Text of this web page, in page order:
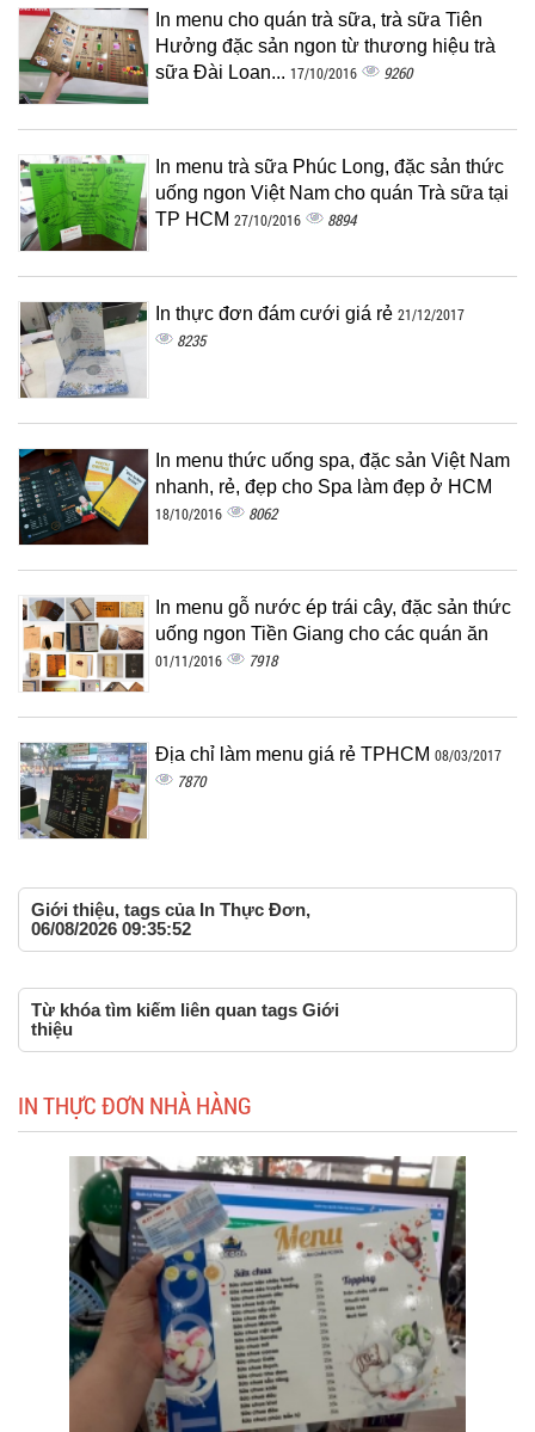
In menu cho quán trà sữa, trà sữa Tiên
Hưởng đặc sản ngon từ thương hiệu trà
sữa Đài Loan... 17/10/2016 9260
In menu trà sữa Phúc Long, đặc sản thức
uống ngon Việt Nam cho quán Trà sữa tại
TP HCM 27/10/2016 8894
In thực đơn đám cưới giá rẻ 21/12/2017
8235
In menu thức uống spa, đặc sản Việt Nam
nhanh, rẻ, đẹp cho Spa làm đẹp ở HCM
18/10/2016 8062
In menu gỗ nước ép trái cây, đặc sản thức
uống ngon Tiền Giang cho các quán ăn
01/11/2016 7918
Địa chỉ làm menu giá rẻ TPHCM 08/03/2017
7870
Giới thiệu, tags của In Thực Đơn,
06/08/2026 09:35:52
Từ khóa tìm kiếm liên quan tags Giới
thiệu
IN THỰC ĐƠN NHÀ HÀNG